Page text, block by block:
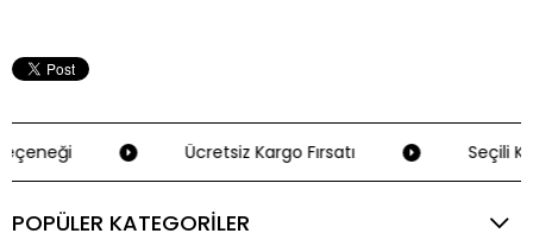
Ücretsiz Kargo Fırsatı Seçili
POPÜLER KATEGORİLER